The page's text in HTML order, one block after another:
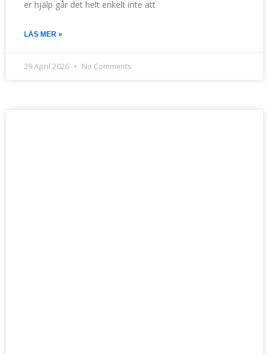
er hjälp går det helt enkelt inte att
LÄS MER »
29 April 2026 No Comments